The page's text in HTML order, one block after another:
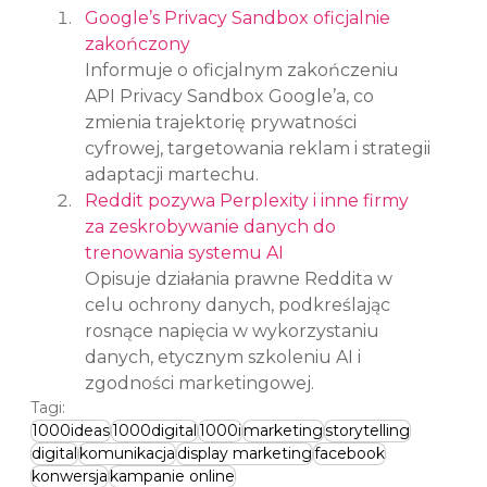
Google’s Privacy Sandbox oficjalnie
zakończony
Informuje o oficjalnym zakończeniu
API Privacy Sandbox Google’a, co
zmienia trajektorię prywatności
cyfrowej, targetowania reklam i strategii
adaptacji martechu.
Reddit pozywa Perplexity i inne firmy
za zeskrobywanie danych do
trenowania systemu AI
Opisuje działania prawne Reddita w
celu ochrony danych, podkreślając
rosnące napięcia w wykorzystaniu
danych, etycznym szkoleniu AI i
zgodności marketingowej.
Tagi:
1000ideas1000digital1000imarketingstorytelling
digitalkomunikacjadisplay marketingfacebook
konwersjakampanie online